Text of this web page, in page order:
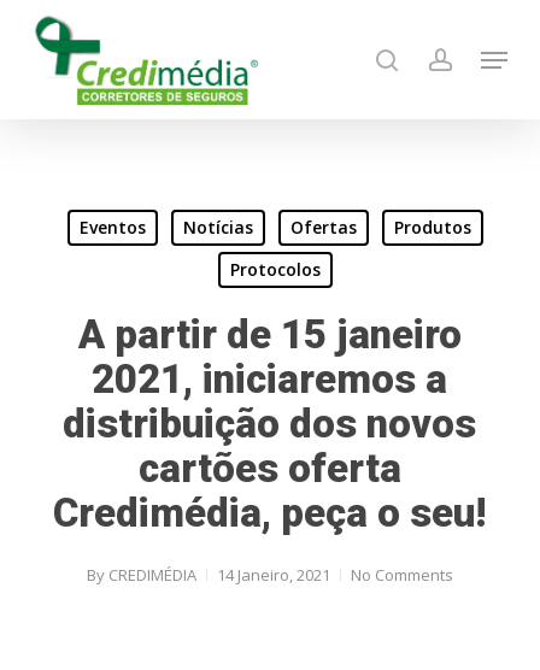
search account
Menu
Eventos Notícias Ofertas
Produtos
Protocolos
A partir de 15 janeiro
2021, iniciaremos a
distribuição dos novos
cartões oferta
Credimédia, peça o seu!
By CREDIMÉDIA 14 Janeiro, 2021 No Comments